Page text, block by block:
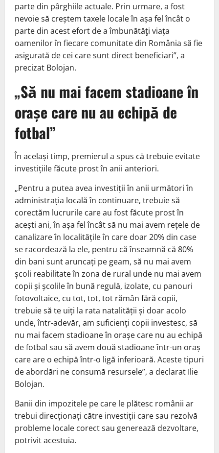
parte din pârghiile actuale. Prin urmare, a fost
nevoie să creștem taxele locale în așa fel încât o
parte din acest efort de a îmbunătăţi viața
oamenilor în fiecare comunitate din România să fie
asigurată de cei care sunt direct beneficiari”, a
precizat Bolojan.
„Să nu mai facem stadioane în
orașe care nu au echipă de
fotbal”
În același timp, premierul a spus că trebuie evitate
investițiile făcute prost în anii anteriori.
„Pentru a putea avea investiții în anii următori în
administrația locală în continuare, trebuie să
corectăm lucrurile care au fost făcute prost în
acești ani, în așa fel încât să nu mai avem rețele de
canalizare în localitățile în care doar 20% din case
se racordează la ele, pentru că înseamnă că 80%
din bani sunt aruncați pe geam, să nu mai avem
școli reabilitate în zona de rural unde nu mai avem
copii și școlile în bună regulă, izolate, cu panouri
fotovoltaice, cu tot, tot, tot rămân fără copii,
trebuie să te uiți la rata natalității și doar acolo
unde, într-adevăr, am suficienți copii investesc, să
nu mai facem stadioane în orașe care nu au echipă
de fotbal sau să avem două stadioane într-un oraș
care are o echipă într-o ligă inferioară. Aceste tipuri
de abordări ne consumă resursele”, a declarat Ilie
Bolojan.
Banii din impozitele pe care le plătesc românii ar
trebui direcționați către investiții care sau rezolvă
probleme locale corect sau generează dezvoltare,
potrivit acestuia.